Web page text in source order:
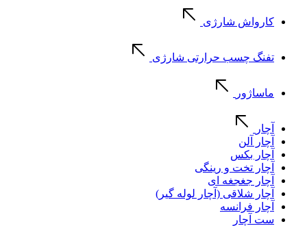
کارواش شارژی
تفنگ چسب حرارتی شارژی
ماساژور
آچار
آچار آلن
آچار بکس
آچار تخت و رینگی
آچار جغجغه ای
آچار شلاقی (آچار لوله گیر)
آچار فرانسه
ست آچار